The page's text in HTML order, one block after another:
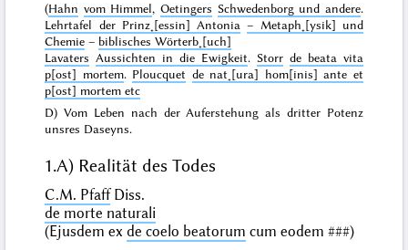
(Hahn vom Himmel, Oetingers Schwedenborg und andere.
Lehrtafel der Prinz˖[essin] Antonia – Metaph˖[ysik] und
Chemie – biblisches Wörterb˖[uch]
Lavaters Aussichten in die Ewigkeit. Storr de beata vita
p[ost] mortem. Ploucquet de nat˖[ura] hom[inis] ante et
p[ost] mortem etc
D) Vom Leben nach der Auferstehung als dritter Potenz
unsres Daseyns.
1.A) Realität des Todes
C.M. PfaffDiss.
de morte naturali
(Ejusdem ex de coelo beatorum cum eodem###)